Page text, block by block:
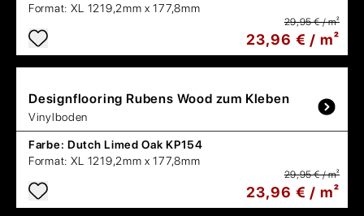
Format: XL 1219,2mm x 177,8mm
29,95 € / m²
23,96 € / m²
Designflooring Rubens Wood zum Kleben
Vinylboden
Farbe: Dutch Limed Oak KP154
Format: XL 1219,2mm x 177,8mm
29,95 € / m²
23,96 € / m²